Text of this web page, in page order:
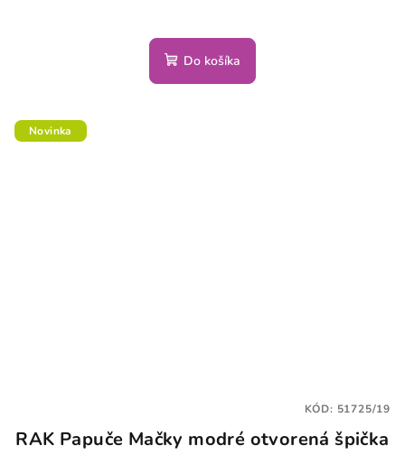
Do košíka
Novinka
RAK Papuče Mačky modré otvorená špička
KÓD: 51725/19